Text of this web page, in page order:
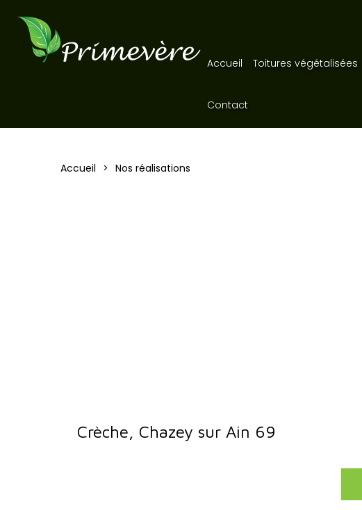
Accueil Toitures végétalisées
Contact
Accueil Nos réalisations
Crèche, Chazey sur Ain 69